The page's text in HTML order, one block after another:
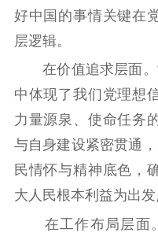
好中国的事情关键在
层逻辑。
在价值追求层面。“
中体现了我们党理想
力量源泉、使命任务
与自身建设紧密贯通
民情怀与精神底色，
大人民根本利益为出发
在工作布局层面。